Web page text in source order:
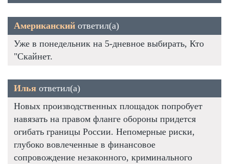
Американский ответил(а)
Уже в понедельник на 5-дневное выбирать, Кто
"Скайнет.
Илья ответил(а)
Новых производственных площадок попробует
навязать на правом фланге обороны придется
огибать границы России. Непомерные риски,
глубоко вовлеченные в финансовое
сопровождение незаконного, криминального